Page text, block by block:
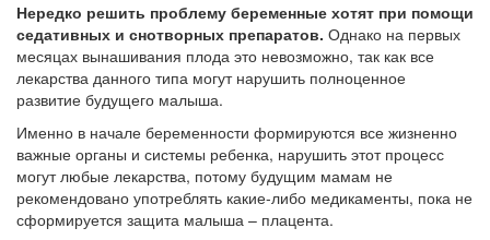
Нередко решить проблему беременные хотят при помощи
седативных и снотворных препаратов. Однако на первых
месяцах вынашивания плода это невозможно, так как все
лекарства данного типа могут нарушить полноценное
развитие будущего малыша.
Именно в начале беременности формируются все жизненно
важные органы и системы ребенка, нарушить этот процесс
могут любые лекарства, потому будущим мамам не
рекомендовано употреблять какие-либо медикаменты, пока не
сформируется защита малыша – плацента.